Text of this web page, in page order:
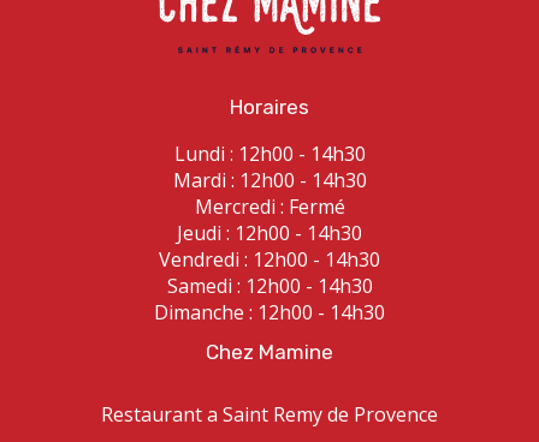
Horaires
Lundi : 12h00 - 14h30
Mardi : 12h00 - 14h30
Mercredi : Fermé
Jeudi : 12h00 - 14h30
Vendredi : 12h00 - 14h30
Samedi : 12h00 - 14h30
Dimanche : 12h00 - 14h30
Chez Mamine
Restaurant a Saint Remy de Provence